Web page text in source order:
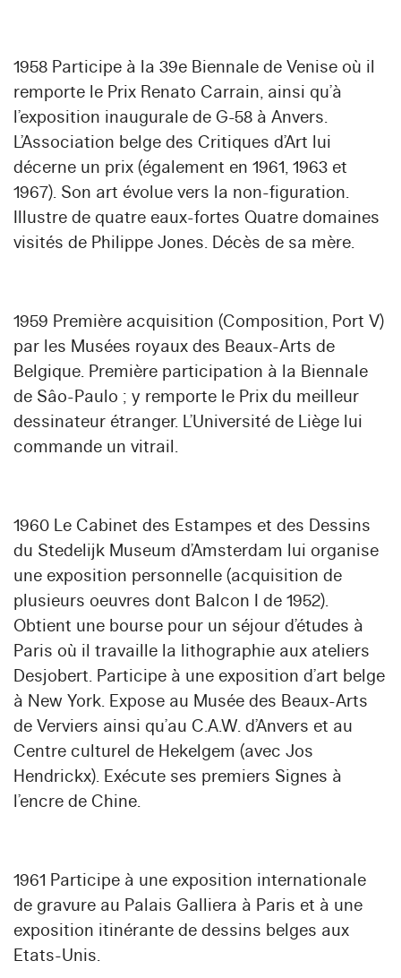
1958 Participe à la 39e Biennale de Venise où il
remporte le Prix Renato Carrain, ainsi qu’à
l’exposition inaugurale de G-58 à Anvers.
L’Association belge des Critiques d’Art lui
décerne un prix (également en 1961, 1963 et
1967). Son art évolue vers la non-figuration.
Illustre de quatre eaux-fortes Quatre domaines
visités de Philippe Jones. Décès de sa mère.
1959 Première acquisition (Composition, Port V)
par les Musées royaux des Beaux-Arts de
Belgique. Première participation à la Biennale
de Sâo-Paulo ; y remporte le Prix du meilleur
dessinateur étranger. L’Université de Liège lui
commande un vitrail.
1960 Le Cabinet des Estampes et des Dessins
du Stedelijk Museum d’Amsterdam lui organise
une exposition personnelle (acquisition de
plusieurs oeuvres dont Balcon I de 1952).
Obtient une bourse pour un séjour d’études à
Paris où il travaille la lithographie aux ateliers
Desjobert. Participe à une exposition d’art belge
à New York. Expose au Musée des Beaux-Arts
de Verviers ainsi qu’au C.A.W. d’Anvers et au
Centre culturel de Hekelgem (avec Jos
Hendrickx). Exécute ses premiers Signes à
l’encre de Chine.
1961 Participe à une exposition internationale
de gravure au Palais Galliera à Paris et à une
exposition itinérante de dessins belges aux
Etats-Unis.